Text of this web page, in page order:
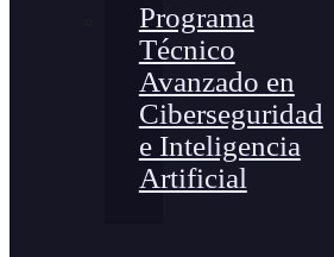
Programa
Técnico
Avanzado en
Ciberseguridad
e Inteligencia
Artificial